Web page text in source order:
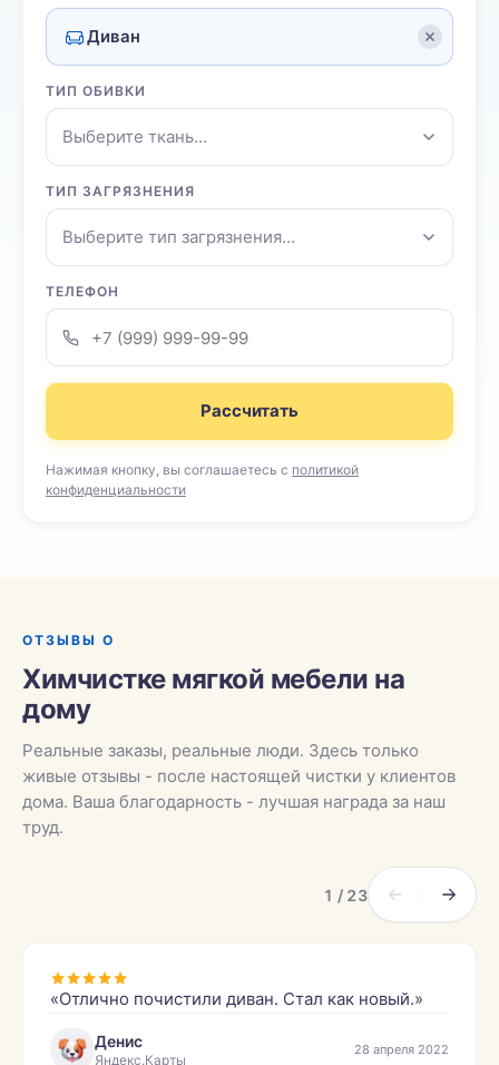
Диван
ТИП ОБИВКИ
Выберите ткань…
ТИП ЗАГРЯЗНЕНИЯ
Выберите тип загрязнения…
ТЕЛЕФОН
Рассчитать
Нажимая кнопку, вы соглашаетесь с политикой
конфиденциальности
ОТЗЫВЫ О
Химчистке мягкой мебели на
дому
Реальные заказы, реальные люди. Здесь только
живые отзывы - после настоящей чистки у клиентов
дома. Ваша благодарность - лучшая награда за наш
труд.
1 / 23
«Отлично почистили диван. Стал как новый.»
Денис
Яндекс.Карты
28 апреля 2022